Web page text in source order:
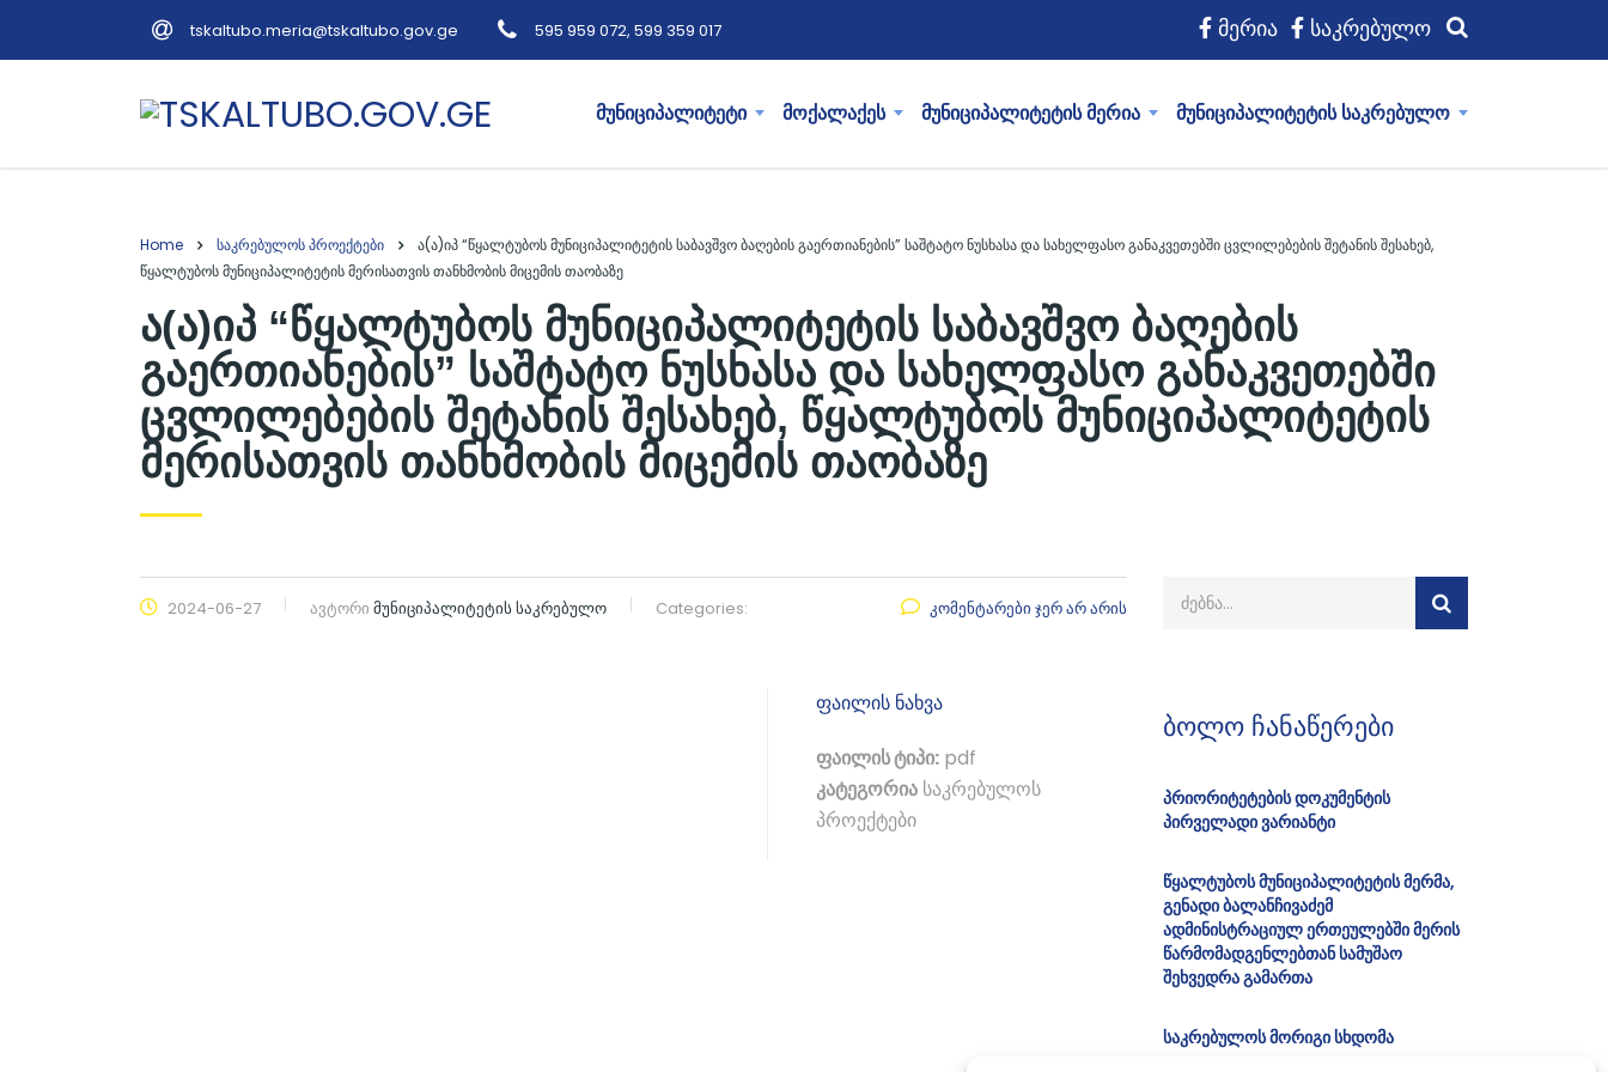
tskaltubo.meria@tskaltubo.gov.ge 595 959 072, 599 359 017 მერია საკრებულო
მუნიციპალიტეტი მოქალაქეს მუნიციპალიტეტის მერია მუნიციპალიტეტის საკრებულო
Home საკრებულოს პროექტები
ა(ა)იპ “წყალტუბოს მუნიციპალიტეტის საბავშვო ბაღების გაერთიანების” საშტატო ნუსხასა და სახელფასო განაკვეთებში ცვლილებების შეტანის შესახებ,
წყალტუბოს მუნიციპალიტეტის მერისათვის თანხმობის მიცემის თაობაზე
ა(ა)იპ “წყალტუბოს მუნიციპალიტეტის საბავშვო ბაღების
გაერთიანების” საშტატო ნუსხასა და სახელფასო განაკვეთებში
ცვლილებების შეტანის შესახებ, წყალტუბოს მუნიციპალიტეტის
მერისათვის თანხმობის მიცემის თაობაზე
2024-06-27 ავტორი მუნიციპალიტეტის საკრებულო Categories: კომენტარები ჯერ არ არის
ფაილის ნახვა
ფაილის ტიპი:pdf
კატეგორიასაკრებულოს
პროექტები
ბოლო ჩანაწერები
პრიორიტეტების დოკუმენტის
პირველადი ვარიანტი
წყალტუბოს მუნიციპალიტეტის მერმა,
გენადი ბალანჩივაძემ
ადმინისტრაციულ ერთეულებში მერის
წარმომადგენლებთან სამუშაო
შეხვედრა გამართა
საკრებულოს მორიგი სხდომა